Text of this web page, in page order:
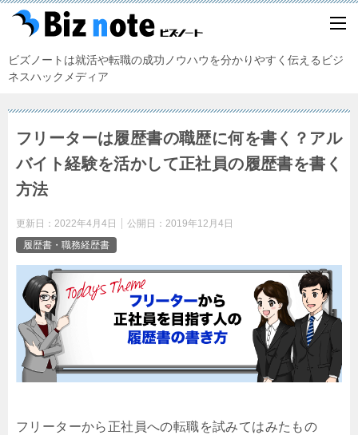
ビズノートは就活や転職の成功ノウハウを分かりやすく伝えるビジ
ネスハックメディア
フリーターは履歴書の職歴に何を書く？アル
バイト経験を活かして正社員の履歴書を書く
方法
更新日： 2022年4月4日 公開日： 2019年12月4日
履歴書・職務経歴書
フリーターから正社員への転職を試みてはみたもの